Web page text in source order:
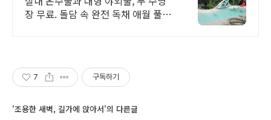
장 무료. 돌담 속 완전 독채 애월 풀빌
7 구독하기
'조용한 새벽, 길가에 앉아서'의 다른글